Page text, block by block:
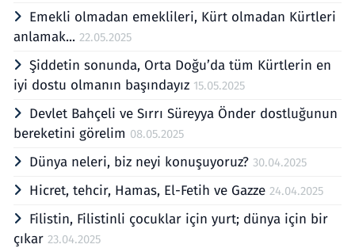
Emekli olmadan emeklileri, Kürt olmadan Kürtleri
anlamak... 22.05.2025
Şiddetin sonunda, Orta Doğu’da tüm Kürtlerin en
iyi dostu olmanın başındayız 15.05.2025
Devlet Bahçeli ve Sırrı Süreyya Önder dostluğunun
bereketini görelim 08.05.2025
Dünya neleri, biz neyi konuşuyoruz? 30.04.2025
Hicret, tehcir, Hamas, El-Fetih ve Gazze 24.04.2025
Filistin, Filistinli çocuklar için yurt; dünya için bir
çıkar 23.04.2025